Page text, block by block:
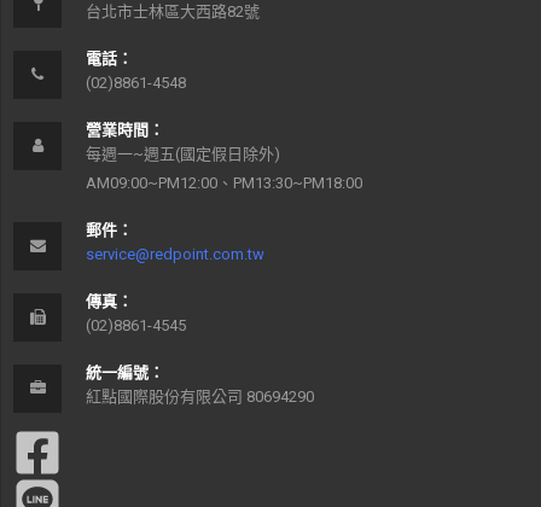
台北市士林區大西路82號
電話：
(02)8861-4548
營業時間：
每週一~週五(國定假日除外)
AM09:00~PM12:00、PM13:30~PM18:00
郵件：
service@redpoint.com.tw
傳真：
(02)8861-4545
統一編號：
紅點國際股份有限公司 80694290